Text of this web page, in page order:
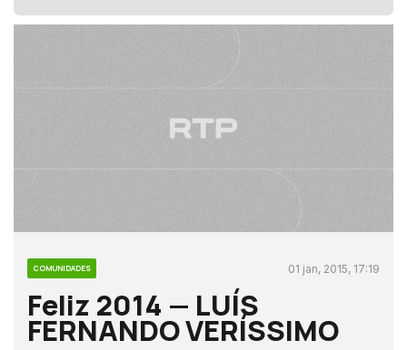
COMUNIDADES 01 jan, 2015, 17:19
Feliz 2014 — LUÍS
FERNANDO VERÍSSIMO